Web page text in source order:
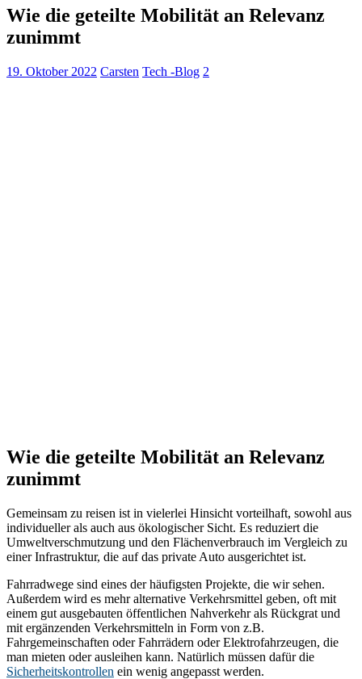
Wie die geteilte Mobilität an Relevanz
zunimmt
19. Oktober 2022 Carsten Tech -Blog 2
Wie die geteilte Mobilität an Relevanz
zunimmt
Gemeinsam zu reisen ist in vielerlei Hinsicht vorteilhaft, sowohl aus
individueller als auch aus ökologischer Sicht. Es reduziert die
Umweltverschmutzung und den Flächenverbrauch im Vergleich zu
einer Infrastruktur, die auf das private Auto ausgerichtet ist.
Fahrradwege sind eines der häufigsten Projekte, die wir sehen.
Außerdem wird es mehr alternative Verkehrsmittel geben, oft mit
einem gut ausgebauten öffentlichen Nahverkehr als Rückgrat und
mit ergänzenden Verkehrsmitteln in Form von z.B.
Fahrgemeinschaften oder Fahrrädern oder Elektrofahrzeugen, die
man mieten oder ausleihen kann. Natürlich müssen dafür die
Sicherheitskontrollen ein wenig angepasst werden.